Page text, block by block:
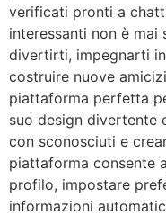
verificati pronti a
interessanti non è
divertirti, impegnarti
costruire nuove
piattaforma perfetta
suo design divertente
con sconosciuti e
piattaforma consente
profilo, impostare
informazioni